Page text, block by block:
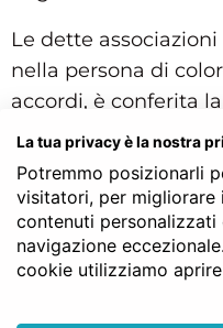
Le dette
nella persona di
accordi, è conferita
Struttura gerarchica per
Codice Civile
LIBRO PRIMO -
TITOLO II - Delle
Capo III - Delle
comitati
La tua privacy è la nostra
Potremmo posizionarli
visitatori, per migliorare
contenuti
navigazione
cookie utilizziamo